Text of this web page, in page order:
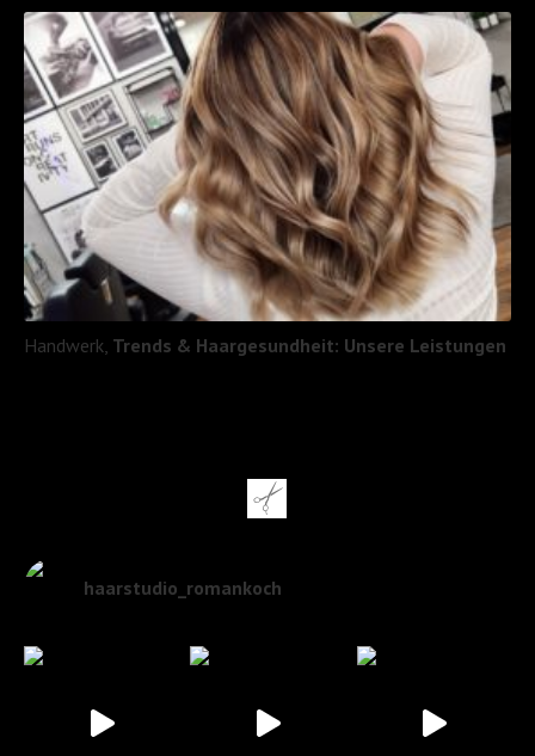
Handwerk, Trends & Haargesundheit: Unsere Leistungen
haarstudio_romankoch